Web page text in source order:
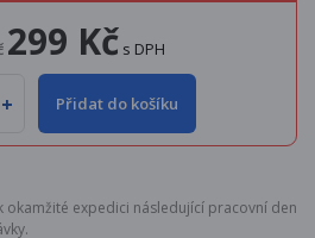
299 Kč s DPH
Přidat do košíku
expedici následující pracovní den